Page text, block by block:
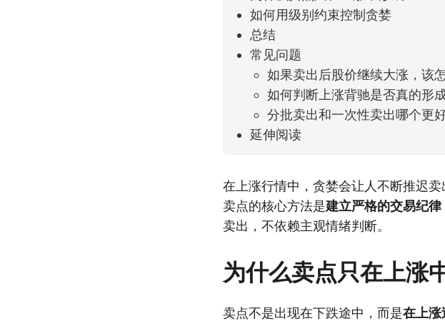
如何用级别约束控制贪婪
总结
常见问题
如果卖出后股价继续大涨，该
如何判断上涨背驰是否真的形
分批卖出和一次性卖出哪个更
延伸阅读
在上涨行情中，贪婪会让人不断推迟
卖点的核心方法是建立严格的交易纪律
卖出，不依赖主观情绪判断。
为什么卖点只在上涨
卖点不是出现在下跌途中，而是在上涨